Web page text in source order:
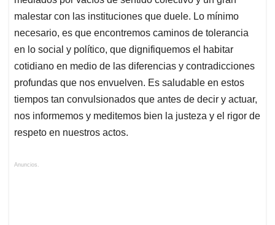
malestar con las instituciones que duele. Lo mínimo
necesario, es que encontremos caminos de tolerancia
en lo social y político, que dignifiquemos el habitar
cotidiano en medio de las diferencias y contradicciones
profundas que nos envuelven. Es saludable en estos
tiempos tan convulsionados que antes de decir y actuar,
nos informemos y meditemos bien la justeza y el rigor de
respeto en nuestros actos.
Anuncios.